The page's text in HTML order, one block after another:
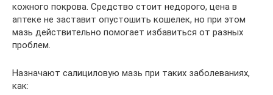
кожного покрова. Средство стоит недорого, цена в
аптеке не заставит опустошить кошелек, но при этом
мазь действительно помогает избавиться от разных
проблем.
Назначают салициловую мазь при таких заболеваниях,
как: